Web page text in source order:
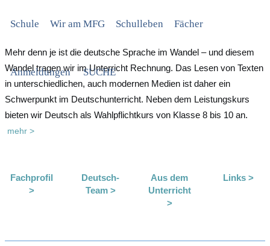
Schule Wir am MFG Schulleben Fächer
Anmeldungen SUCHE
Mehr denn je ist die deutsche Sprache im Wandel – und diesem
Wandel tragen wir im Unterricht Rechnung. Das Lesen von Texten
in unterschiedlichen, auch modernen Medien ist daher ein
Schwerpunkt im Deutschunterricht. Neben dem Leistungskurs
bieten wir Deutsch als Wahlpflichtkurs von Klasse 8 bis 10 an.
mehr >
Fachprofil
>
Deutsch-
Team >
Aus dem
Unterricht
>
Links >